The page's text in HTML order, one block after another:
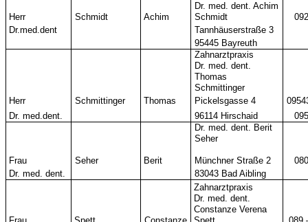
Herr Schmidt Achim
Dr. med. dent. Achim
Schmidt
Dr.med.dent
Tannhäuserstraße 3
95445 Bayreuth
Zahnarztpraxis
Dr. med. dent.
Thomas
Schmittinger
Herr
Schmittinger Thomas Pickelsgasse 4
Dr. med.dent.
96114 Hirschaid
Dr. med. dent. Berit
Seher
Frau Seher Berit Münchner Straße 2
Dr. med. dent.
83043 Bad Aibling
Zahnarztpraxis
Dr. med. dent.
Constanze Verena